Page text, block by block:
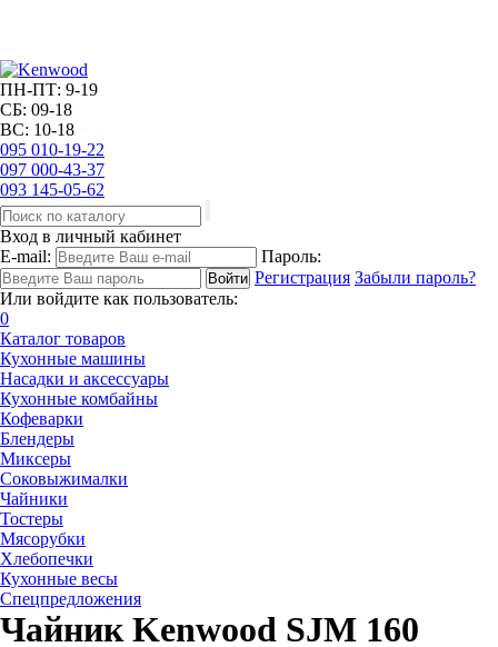
ПН-ПТ: 9-19
СБ: 09-18
ВС: 10-18
095 010-19-22
097 000-43-37
093 145-05-62
Вход в личный кабинет
E-mail:
Пароль:
Регистрация Забыли пароль?
Или войдите как пользователь:
0
Каталог товаров
Кухонные машины
Насадки и аксессуары
Кухонные комбайны
Кофеварки
Блендеры
Миксеры
Соковыжималки
Чайники
Тостеры
Мясорубки
Хлебопечки
Кухонные весы
Спецпредложения
Чайник Kenwood SJM 160